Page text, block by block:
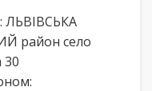
ЛЬВІВСЬКА
район село
30